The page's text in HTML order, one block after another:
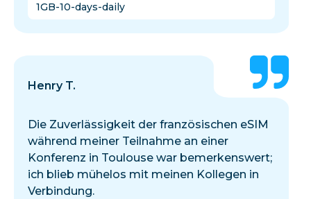
1GB-10-days-daily
Henry T.
Die Zuverlässigkeit der französischen eSIM
während meiner Teilnahme an einer
Konferenz in Toulouse war bemerkenswert;
ich blieb mühelos mit meinen Kollegen in
Verbindung.